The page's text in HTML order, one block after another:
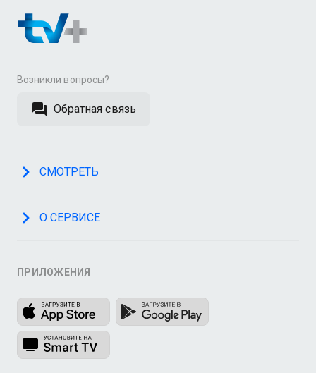
Возникли вопросы?
Обратная связь
СМОТРЕТЬ
О СЕРВИСЕ
ПРИЛОЖЕНИЯ